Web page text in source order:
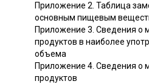
Приложение 2. Таблица
основным пищевым
Приложение 3. Сведения о
продуктов в наиболее
объема
Приложение 4. Сведения о
продуктов